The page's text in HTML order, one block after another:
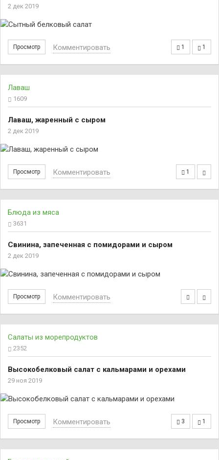
2 дек 2019
Просмотр 1 1
Комментировать
Лаваш
1609
Лаваш, жаренный с сыром
2 дек 2019
Просмотр 1
Комментировать
Блюда из мяса
3631
Свинина, запеченная с помидорами и сыром
2 дек 2019
Просмотр Комментировать
Салаты из морепродуктов
2352
Высокобелковый салат с кальмарами и орехами
29 ноя 2019
Просмотр 3 1
Комментировать